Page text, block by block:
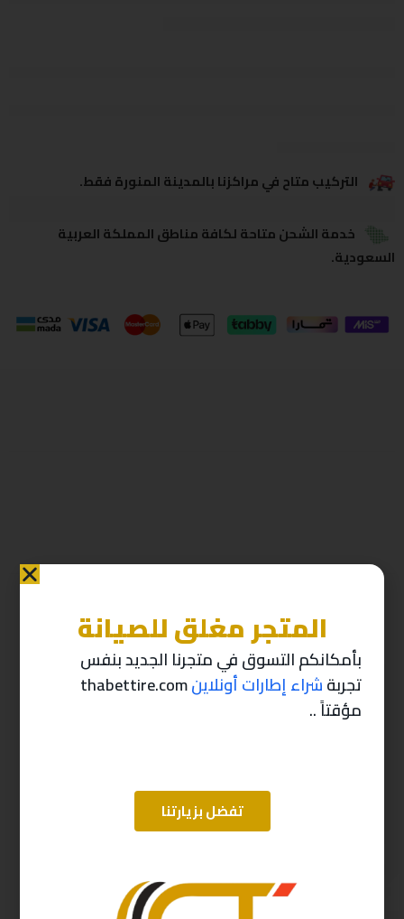
التركيب متاح في مراكزنا بالمدينة المنورة فقط.
خدمة الشحن متاحة لكافة مناطق المملكة العربية
السعودية.
منتجات ذات صله
( شامل الضريبة )
-10%
680ر.س 612
المتجر مغلق للصيانة
بأمكانكم التسوق في متجرنا الجديد بنفس
تجربةشراء إطارات أونلاينthabettire.com
مؤقتاً ..
تفضل بزيارتنا